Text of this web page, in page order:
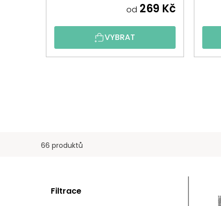
od 269 Kč
VYBRAT
66 produktů
Filtrace